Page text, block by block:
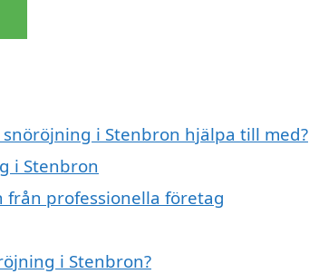
i Stenbron hjälpa till med?
i Stenbron
professionella företag
i Stenbron?